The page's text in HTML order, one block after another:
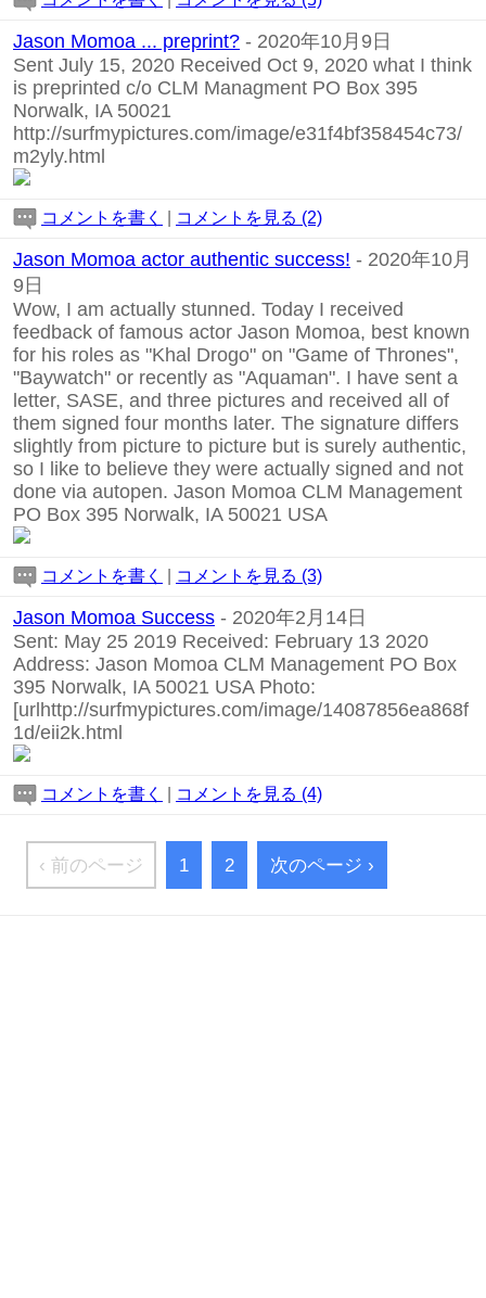
Jason Momoa ... preprint? - 2020年10月9日
Sent July 15, 2020 Received Oct 9, 2020 what I think
is preprinted c/o CLM Managment PO Box 395
Norwalk, IA 50021
http://surfmypictures.com/image/e31f4bf358454c73/
m2yly.html
コメントを書く コメントを見る (2)
Jason Momoa actor authentic success! - 2020年10月
9日
Wow, I am actually stunned. Today I received
feedback of famous actor Jason Momoa, best known
for his roles as "Khal Drogo" on "Game of Thrones",
"Baywatch" or recently as "Aquaman". I have sent a
letter, SASE, and three pictures and received all of
them signed four months later. The signature differs
slightly from picture to picture but is surely authentic,
so I like to believe they were actually signed and not
done via autopen. Jason Momoa CLM Management
PO Box 395 Norwalk, IA 50021 USA
コメントを書く コメントを見る (3)
Jason Momoa Success - 2020年2月14日
Sent: May 25 2019 Received: February 13 2020
Address: Jason Momoa CLM Management PO Box
395 Norwalk, IA 50021 USA Photo:
[url http://surfmypictures.com/image/14087856ea868f
1d/eii2k.html
コメントを書く コメントを見る (4)
‹ 前のページ 1 2 次のページ ›